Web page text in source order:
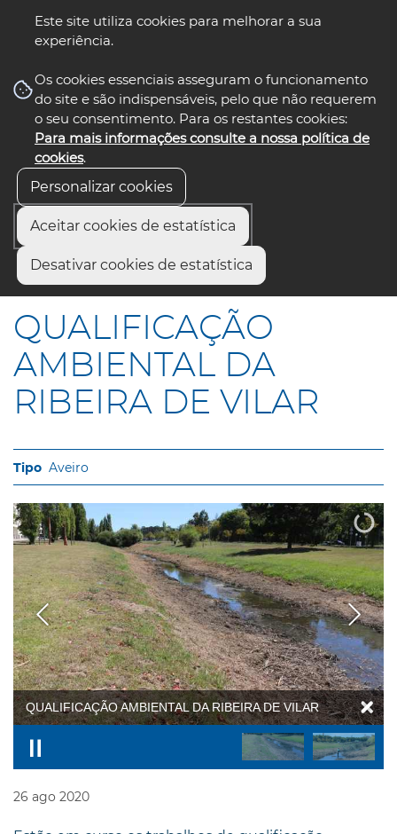
Este site utiliza cookies para melhorar a sua
experiência.
Os cookies essenciais asseguram o funcionamento
do site e são indispensáveis, pelo que não requerem
o seu consentimento. Para os restantes cookies:
Para mais informações consulte a nossa política de
cookies.
Personalizar cookies
Aceitar cookies de estatística
Desativar cookies de estatística
nos select language
Início
QUALIFICAÇÃO AMBIENTAL DA RIBEIRA DE VILAR
QUALIFICAÇÃO
AMBIENTAL DA
RIBEIRA DE VILAR
Aveiro
QUALIFICAÇÃO AMBIENTAL DA RIBEIRA DE VILAR
26 ago 2020